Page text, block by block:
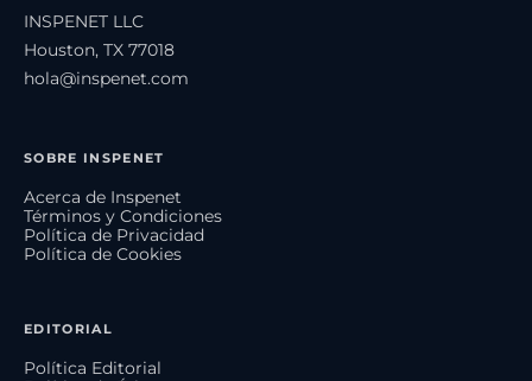
INSPENET LLC
Houston, TX 77018
hola@inspenet.com
SOBRE INSPENET
Acerca de Inspenet
Términos y Condiciones
Política de Privacidad
Política de Cookies
EDITORIAL
Política Editorial